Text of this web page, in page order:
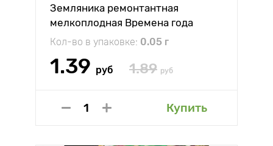
Земляника ремонтантная
мелкоплодная Времена года
Уральский дачник
Кол-во в упаковке: 0.05 г
1.39 руб 1.89 руб
Купить